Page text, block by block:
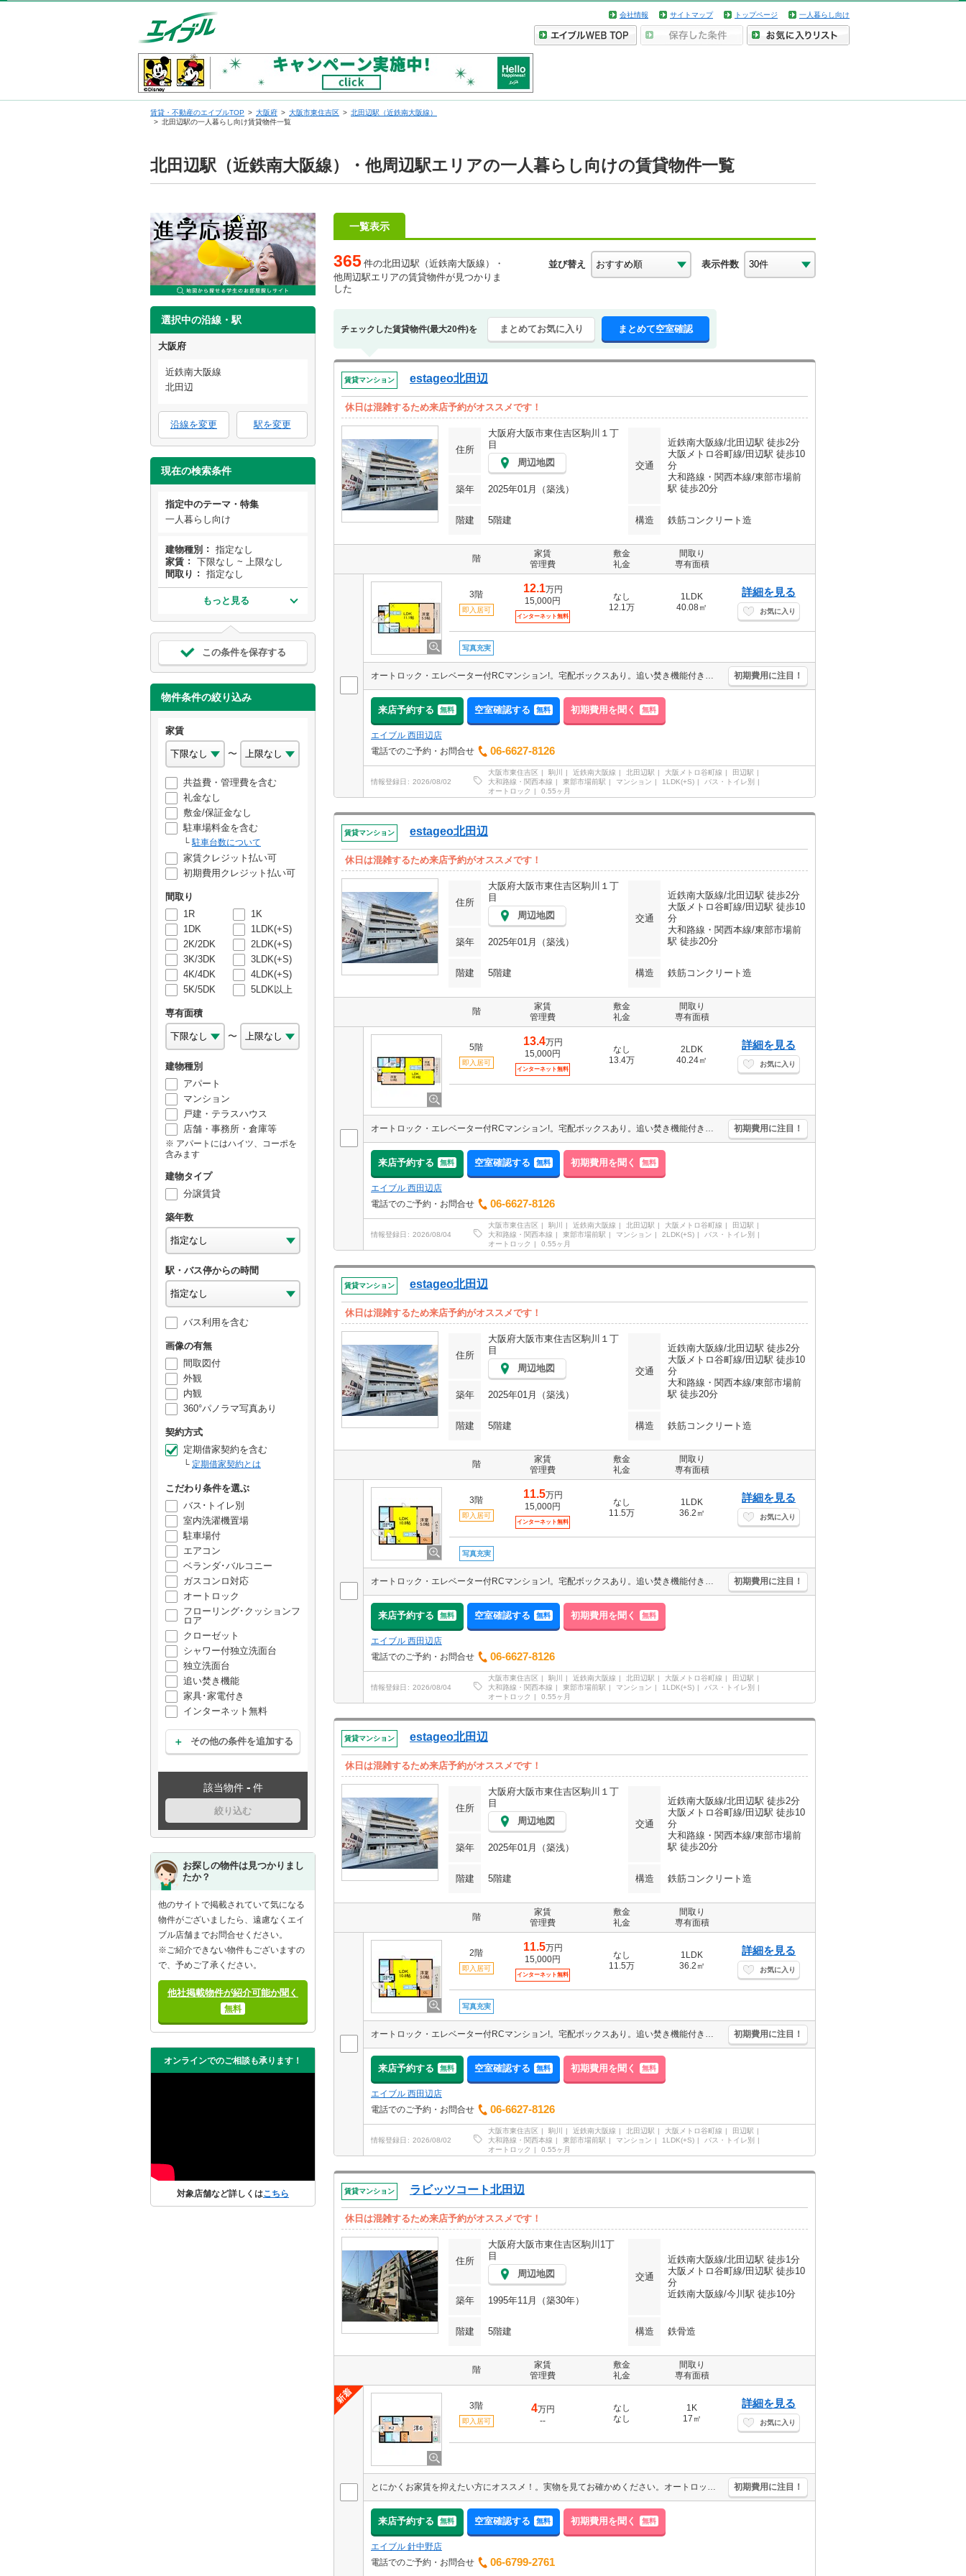
会社情報 サイトマップ トップページ 一人暮らし向け
賃貸・不動産のエイブルTOP 大阪府 大阪市東住吉区
北田辺駅（近鉄南大阪線）
北田辺駅の一人暮らし向け賃貸物件一覧
北田辺駅（近鉄南大阪線）・他周辺駅エリアの一人暮らし向けの賃貸物件一覧
選択中の沿線・駅
大阪府
近鉄南大阪線
北田辺
沿線を変更 駅を変更
現在の検索条件
指定中のテーマ・特集
一人暮らし向け
建物種別
指定なし
家賃
下限なし ~ 上限なし
間取り
指定なし
もっと見る
この条件を保存する
物件条件の絞り込み
家賃
〜
共益費・管理費を含む
礼金なし
敷金/保証金なし
駐車場料金を含む
駐車台数について
家賃クレジット払い可
初期費用クレジット払い可
間取り
1R
1K
1DK
1LDK(+S)
2K/2DK
2LDK(+S)
3K/3DK
3LDK(+S)
4K/4DK
4LDK(+S)
5K/5DK
5LDK以上
専有面積
〜
建物種別
アパート
マンション
戸建・テラスハウス
店舗・事務所・倉庫等
アパートにはハイツ、コーポを
含みます
建物タイプ
分譲賃貸
築年数
駅・バス停からの時間
バス利用を含む
画像の有無
間取図付
外観
内観
360°パノラマ写真あり
契約方式
定期借家契約を含む
定期借家契約とは
こだわり条件を選ぶ
バス･トイレ別
室内洗濯機置場
駐車場付
エアコン
ベランダ･バルコニー
ガスコンロ対応
オートロック
フローリング･クッションフ
ロア
クローゼット
シャワー付独立洗面台
独立洗面台
追い焚き機能
家具･家電付き
インターネット無料
その他の条件を追加する
該当物件 - 件
絞り込む
お探しの物件は見つかりまし
たか？
他のサイトで掲載されていて気になる
物件がございましたら、遠慮なくエイ
ブル店舗までお問合せください。
※ご紹介できない物件もございますの
で、予めご了承ください。
他社掲載物件が紹介可能か聞く
無料
オンラインでのご相談も承ります！
対象店舗など詳しくはこちら
一覧表示
365 件の北田辺駅（近鉄南大阪線）・
他周辺駅エリアの賃貸物件が見つかりま
した
並び替え 表示件数
チェックした賃貸物件(最大20件)を まとめてお気に入り まとめて空室確認
賃貸マンション estageo北田辺
休日は混雑するため来店予約がオススメです！
住所
大阪府大阪市東住吉区駒川１丁
目
周辺地図
交通
近鉄南大阪線/北田辺駅 徒歩2分
大阪メトロ谷町線/田辺駅 徒歩10
分
大和路線・関西本線/東部市場前
駅 徒歩20分
築年 2025年01月（築浅）
階建 5階建 構造 鉄筋コンクリート造
階
家賃
管理費
敷金
礼金
間取り
専有面積
3階
即入居可
12.1万円
15,000円
インターネット無料
なし
12.1万
1LDK
40.08㎡
詳細を見る
お気に入り
写真充実
オートロック・エレベーター付RCマンション!。宅配ボックスあり。追い焚き機能付きバス。浴室乾燥機付。駅近くでラクラク便利。エアコン付き。二人入居可。新築マンションで新生活を。 初期費用に注目！
来店予約する 無料 空室確認する 無料 初期費用を聞く 無料
エイブル 西田辺店
電話でのご予約・お問合せ
06-6627-8126
情報登録日 2026/08/02
大阪市東住吉区 駒川 近鉄南大阪線 北田辺駅 大阪メトロ谷町線
田辺駅
大和路線・関西本線
東部市場前駅 マンション 1LDK(+S)
バス・トイレ別
オートロック
0.55ヶ月
賃貸マンション estageo北田辺
休日は混雑するため来店予約がオススメです！
住所
大阪府大阪市東住吉区駒川１丁
目
周辺地図
交通
近鉄南大阪線/北田辺駅 徒歩2分
大阪メトロ谷町線/田辺駅 徒歩10
分
大和路線・関西本線/東部市場前
駅 徒歩20分
築年 2025年01月（築浅）
階建 5階建 構造 鉄筋コンクリート造
階
家賃
管理費
敷金
礼金
間取り
専有面積
5階
即入居可
13.4万円
15,000円
インターネット無料
なし
13.4万
2LDK
40.24㎡
詳細を見る
お気に入り
オートロック・エレベーター付RCマンション!。宅配ボックスあり。追い焚き機能付きバス。浴室乾燥機付。駅近くでラクラク便利。エアコン付き。二人入居可。新築マンションで新生活を。 初期費用に注目！
来店予約する 無料 空室確認する 無料 初期費用を聞く 無料
エイブル 西田辺店
電話でのご予約・お問合せ
06-6627-8126
情報登録日 2026/08/04
大阪市東住吉区 駒川 近鉄南大阪線 北田辺駅 大阪メトロ谷町線
田辺駅
大和路線・関西本線
東部市場前駅 マンション 2LDK(+S)
バス・トイレ別
オートロック
0.55ヶ月
賃貸マンション estageo北田辺
休日は混雑するため来店予約がオススメです！
住所
大阪府大阪市東住吉区駒川１丁
目
周辺地図
交通
近鉄南大阪線/北田辺駅 徒歩2分
大阪メトロ谷町線/田辺駅 徒歩10
分
大和路線・関西本線/東部市場前
駅 徒歩20分
築年 2025年01月（築浅）
階建 5階建 構造 鉄筋コンクリート造
階
家賃
管理費
敷金
礼金
間取り
専有面積
3階
即入居可
11.5万円
15,000円
インターネット無料
なし
11.5万
1LDK
36.2㎡
詳細を見る
お気に入り
写真充実
オートロック・エレベーター付RCマンション!。宅配ボックスあり。追い焚き機能付きバス。浴室乾燥機付。駅近くでラクラク便利。エアコン付き。二人入居可。新築マンションで新生活を。 初期費用に注目！
来店予約する 無料 空室確認する 無料 初期費用を聞く 無料
エイブル 西田辺店
電話でのご予約・お問合せ
06-6627-8126
情報登録日 2026/08/04
大阪市東住吉区 駒川 近鉄南大阪線 北田辺駅 大阪メトロ谷町線
田辺駅
大和路線・関西本線
東部市場前駅 マンション 1LDK(+S)
バス・トイレ別
オートロック
0.55ヶ月
賃貸マンション estageo北田辺
休日は混雑するため来店予約がオススメです！
住所
大阪府大阪市東住吉区駒川１丁
目
周辺地図
交通
近鉄南大阪線/北田辺駅 徒歩2分
大阪メトロ谷町線/田辺駅 徒歩10
分
大和路線・関西本線/東部市場前
駅 徒歩20分
築年 2025年01月（築浅）
階建 5階建 構造 鉄筋コンクリート造
階
家賃
管理費
敷金
礼金
間取り
専有面積
2階
即入居可
11.5万円
15,000円
インターネット無料
なし
11.5万
1LDK
36.2㎡
詳細を見る
お気に入り
写真充実
オートロック・エレベーター付RCマンション!。宅配ボックスあり。追い焚き機能付きバス。浴室乾燥機付。駅近くでラクラク便利。エアコン付き。二人入居可。新築マンションで新生活を。 初期費用に注目！
来店予約する 無料 空室確認する 無料 初期費用を聞く 無料
エイブル 西田辺店
電話でのご予約・お問合せ
06-6627-8126
情報登録日 2026/08/02
大阪市東住吉区 駒川 近鉄南大阪線 北田辺駅 大阪メトロ谷町線
田辺駅
大和路線・関西本線
東部市場前駅 マンション 1LDK(+S)
バス・トイレ別
オートロック
0.55ヶ月
賃貸マンション ラビッツコート北田辺
休日は混雑するため来店予約がオススメです！
住所
大阪府大阪市東住吉区駒川1丁
目
周辺地図
交通
近鉄南大阪線/北田辺駅 徒歩1分
大阪メトロ谷町線/田辺駅 徒歩10
分
近鉄南大阪線/今川駅 徒歩10分
築年 1995年11月（築30年）
階建 5階建 構造 鉄骨造
階
家賃
管理費
敷金
礼金
間取り
専有面積
3階
即入居可
4万円
--
なし
なし
1K
17㎡
詳細を見る
お気に入り
とにかくお家賃を抑えたい方にオススメ！。実物を見てお確かめください。オートロックではじめての一人暮らしも安心でしょ。エレベーター付きのマンションタイプ。エアコン付き。駅近くでラクラク便利。 初期費用に注目！
来店予約する 無料 空室確認する 無料 初期費用を聞く 無料
エイブル 針中野店
電話でのご予約・お問合せ
06-6799-2761